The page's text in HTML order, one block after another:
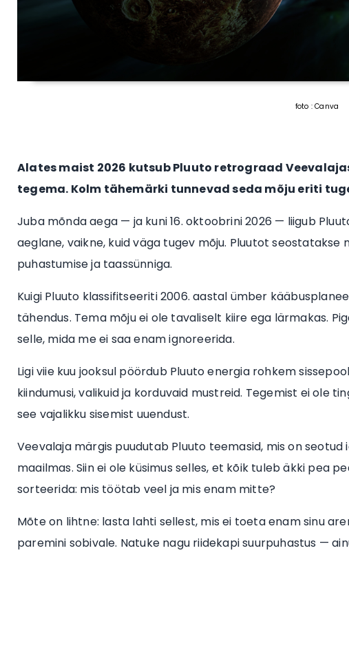
foto : Canva
Alates maist 2026 kutsub Pluuto retrograad
tegema. Kolm tähemärki tunnevad seda mõju eriti
Juba mõnda aega — ja kuni 16. oktoobrini 2026 — liigub
aeglane, vaikne, kuid väga tugev mõju. Pluutot seostatakse
puhastumise ja taassünniga.
Kuigi Pluuto klassifitseeriti 2006. aastal ümber
tähendus. Tema mõju ei ole tavaliselt kiire ega lärmakas.
selle, mida me ei saa enam ignoreerida.
Ligi viie kuu jooksul pöördub Pluuto energia rohkem
kiindumusi, valikuid ja korduvaid mustreid. Tegemist ei ole
see vajalikku sisemist uuendust.
Veevalaja märgis puudutab Pluuto teemasid, mis on
maailmas. Siin ei ole küsimus selles, et kõik tuleb äkki pea
sorteerida: mis töötab veel ja mis enam mitte?
Mõte on lihtne: lasta lahti sellest, mis ei toeta enam sinu
paremini sobivale. Natuke nagu riidekapi suurpuhastus —